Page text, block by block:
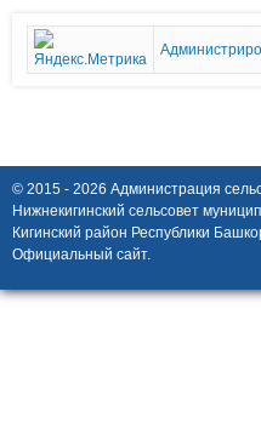
© 2015 - 2026 Администрация
Нижнекигинский сельсовет
Кигинский район Республики
Официальный сайт.